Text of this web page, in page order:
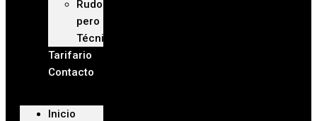
Rudo
pero
Técnico
Tarifario
Contacto
Inicio